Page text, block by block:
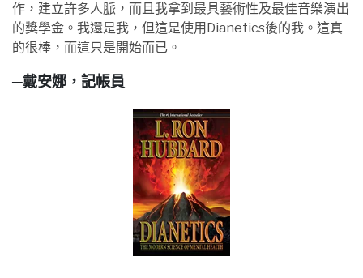
作，建立許多人脈，而且我拿到最具藝術性及最佳音樂演出
的獎學金。我還是我，但這是使用Dianetics後的我。這真
的很棒，而這只是開始而已。
─戴安娜，記帳員